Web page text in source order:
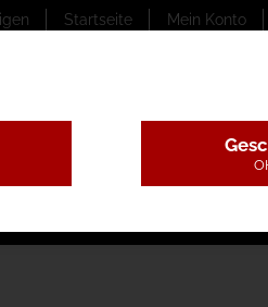
Startseite Mein Konto